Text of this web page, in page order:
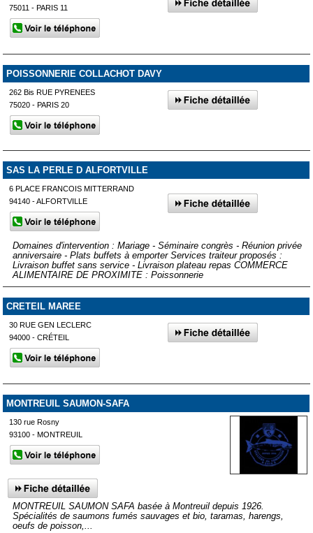
75011 - PARIS 11
POISSONNERIE COLLACHOT DAVY
262 Bis RUE PYRENEES
75020 - PARIS 20
SAS LA PERLE D ALFORTVILLE
6 PLACE FRANCOIS MITTERRAND
94140 - ALFORTVILLE
Domaines d'intervention : Mariage - Séminaire congrès - Réunion privée
anniversaire - Plats buffets à emporter Services traiteur proposés :
Livraison buffet sans service - Livraison plateau repas COMMERCE
ALIMENTAIRE DE PROXIMITE : Poissonnerie
CRETEIL MAREE
30 RUE GEN LECLERC
94000 - CRÉTEIL
MONTREUIL SAUMON-SAFA
130 rue Rosny
93100 - MONTREUIL
MONTREUIL SAUMON SAFA basée à Montreuil depuis 1926.
Spécialités de saumons fumés sauvages et bio, taramas, harengs,
oeufs de poisson,...